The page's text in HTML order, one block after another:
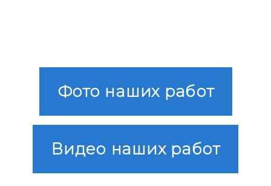
Фото наших работ
Видео наших работ